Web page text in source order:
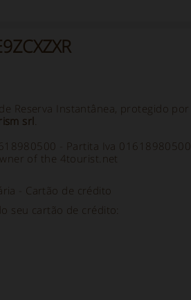
Reserva Instantânea, protegido por
srl.
- Partita Iva 01618980500
of the 4tourist.net
- Cartão de crédito
seu cartão de crédito: